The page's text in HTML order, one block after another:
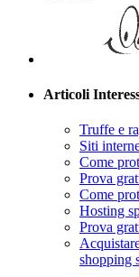
Articoli
Truffe e
Siti
Come
Prova
Come
Hosting
Prova
shopping